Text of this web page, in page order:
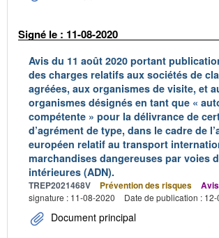
Signé le : 11-08-2020
Avis du 11 août 2020 portant
des charges relatifs aux sociétés de
agréées, aux organismes de visite, et
organismes désignés en tant que «
compétente » pour la délivrance de
d’agrément de type, dans le cadre de
européen relatif au transport
marchandises dangereuses par voies
intérieures (ADN).
TREP2021468V Prévention des risques Avis
signature : 11-08-2020
Date de publication :
Document principal